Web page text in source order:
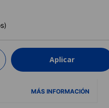
Aplicar
estándar
años)
MÁS INFORMACIÓN